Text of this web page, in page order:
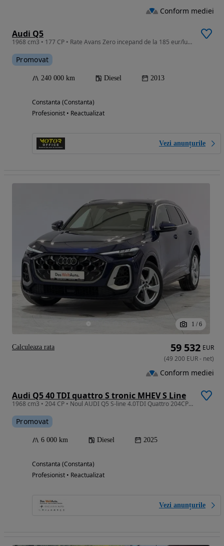
Audi Q5
1968 cm3 • 177 CP • Rate Avans Zero incepand de la 185 eur/luna prin finantare
Promovat
240 000 km Diesel 2013
Constanta (Constanta)
Profesionist • Reactualizat
Vezi anunțurile
Conform mediei
1 / 6
Audi Q5 40 TDI quattro S tronic MHEV S Line
1968 cm3 • 204 CP • Noul AUDI Q5 S-line 4.0TDI Quattro 204CP ST7 Mhev 2026MY
Promovat
6 000 km Diesel 2025
Constanta (Constanta)
Profesionist • Reactualizat
Vezi anunțurile
59 532 EUR
(49 200 EUR- net)
Conform mediei
Calculeaza rata